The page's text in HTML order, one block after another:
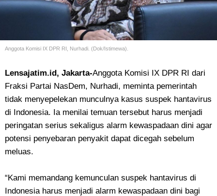
Anggota Komisi IX DPR RI, Nurhadi. (Dok/Istimewa).
Lensajatim.id, Jakarta-Anggota Komisi IX DPR RI dari
Fraksi Partai NasDem, Nurhadi, meminta pemerintah
tidak menyepelekan munculnya kasus suspek hantavirus
di Indonesia. Ia menilai temuan tersebut harus menjadi
peringatan serius sekaligus alarm kewaspadaan dini agar
potensi penyebaran penyakit dapat dicegah sebelum
meluas.
“Kami memandang kemunculan suspek hantavirus di
Indonesia harus menjadi alarm kewaspadaan dini bagi